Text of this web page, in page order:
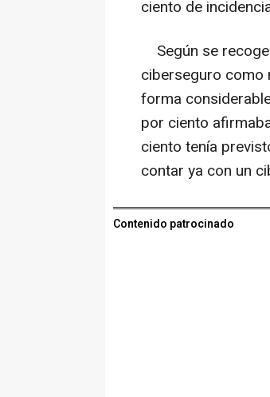
ciento de
Según se
ciberseguro como
forma
por ciento
ciento tenía
contar ya con un
Contenido patrocinado